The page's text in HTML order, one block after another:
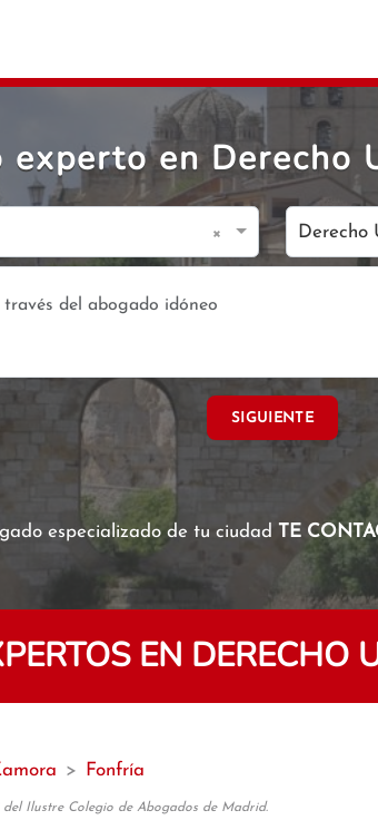
experto en Derecho
× Derecho
SIGUIENTE
especializado de tu ciudad TE
EN DERECHO
> Fonfría
del Ilustre Colegio de Abogados de Madrid.